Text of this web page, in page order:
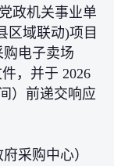
政机关事业单
区域联动)项目
电子卖场
，并于 2026
）前递交响应
采购中心）